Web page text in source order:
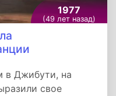
1977
(49 лет назад)
в Джибути, на
свое